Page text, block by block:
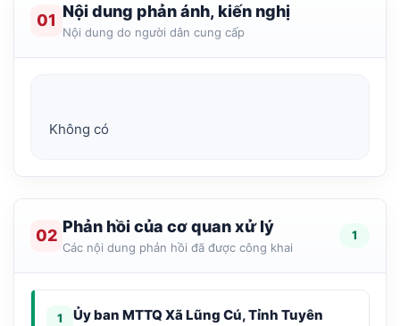
01 Nội dung phản ánh, kiến nghị
Nội dung do người dân cung cấp
02 Phản hồi của cơ quan xử lý
Các nội dung phản hồi đã được công khai
1
1
Ủy ban MTTQ Xã Lũng Cú, Tỉnh Tuyên